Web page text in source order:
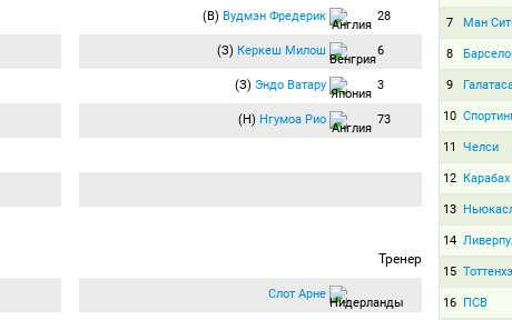
(В) Вудмэн Фредерик 28
(З) Керкеш Милош 6
(З) Эндо Ватару 3
(Н) Нгумоа Рио 73
Тренер
Слот Арне
7 Ман
8
9
10
11 Челси
12 Карабах
13
14
15
16 ПСВ